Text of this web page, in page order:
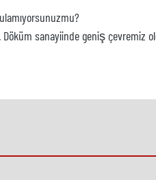
sanayiinde geniş çevremiz